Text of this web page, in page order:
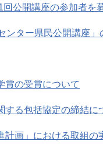
公開講座の参加者を
ンター県民公開講座
賞の受賞について
する包括協定の締結に
計画」における取組の